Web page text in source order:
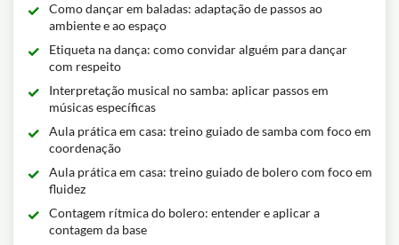
Como dançar em baladas: adaptação de passos ao
ambiente e ao espaço
Etiqueta na dança: como convidar alguém para dançar
com respeito
Interpretação musical no samba: aplicar passos em
músicas específicas
Aula prática em casa: treino guiado de samba com foco em
coordenação
Aula prática em casa: treino guiado de bolero com foco em
fluidez
Contagem rítmica do bolero: entender e aplicar a
contagem da base